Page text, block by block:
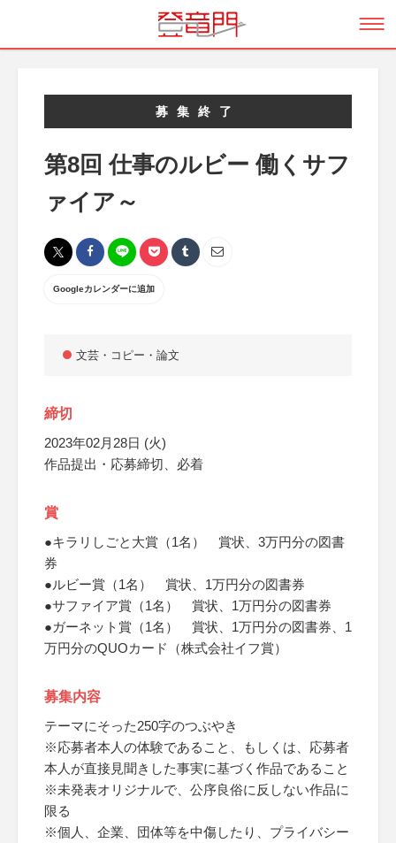
募集終了
第8回 仕事のルビー 働くサフ
ァイア～
Googleカレンダーに追加
文芸・コピー・論文
締切
2023年02月28日 (火)
作品提出・応募締切、必着
賞
●キラリしごと大賞（1名） 賞状、3万円分の図書
券
●ルビー賞（1名） 賞状、1万円分の図書券
●サファイア賞（1名） 賞状、1万円分の図書券
●ガーネット賞（1名） 賞状、1万円分の図書券、1
万円分のQUOカード（株式会社イフ賞）
募集内容
テーマにそった250字のつぶやき
※応募者本人の体験であること、もしくは、応募者
本人が直接見聞きした事実に基づく作品であること
※未発表オリジナルで、公序良俗に反しない作品に
限る
※個人、企業、団体等を中傷したり、プライバシー